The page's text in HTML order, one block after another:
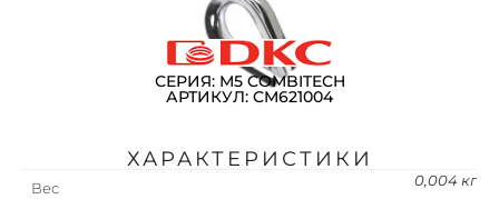
СЕРИЯ: M5 COMBITECH
АРТИКУЛ: CM621004
ХАРАКТЕРИСТИКИ
Вес 0,004 кг